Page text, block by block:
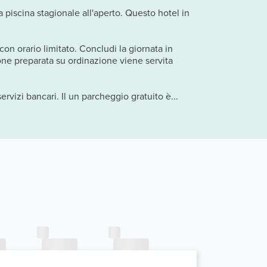
stagionale all'aperto. Questo hotel in
orario limitato. Concludi la giornata in
preparata su ordinazione viene servita
bancari. Il un parcheggio gratuito è...